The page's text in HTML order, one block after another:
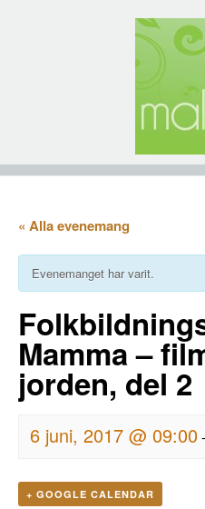
« Alla evenemang
Evenemanget har varit.
Mamma –
jorden, del 2
6 juni, 2017 @ 09:00-
+ GOOGLE CALENDAR